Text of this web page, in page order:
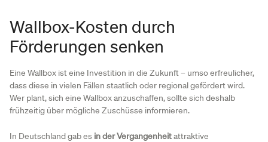
Wallbox-Kosten durch
Förderungen senken
Eine Wallbox ist eine Investition in die Zukunft – umso erfreulicher,
dass diese in vielen Fällen staatlich oder regional gefördert wird.
Wer plant, sich eine Wallbox anzuschaffen, sollte sich deshalb
frühzeitig über mögliche Zuschüsse informieren.
In Deutschland gab es in der Vergangenheitattraktive